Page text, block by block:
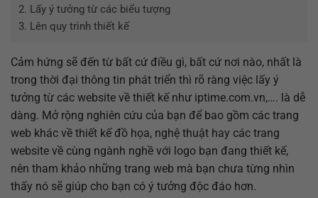
2. Lấy ý tưởng từ các biểu tượng
3. Lên quy trình thiết kế
Cảm hứng sẽ đến từ bất cứ điều gì, bất cứ nơi nào, nhất là
trong thời đại thông tin phát triển thì rõ ràng việc lấy ý
tưởng từ các website về thiết kế như iptime.com.vn,…. là dễ
dàng. Mở rộng nghiên cứu của bạn để bao gồm các trang
web khác về thiết kế đồ họa, nghệ thuật hay các trang
website về cùng ngành nghề với logo bạn đang thiết kế,
nên tham khảo những trang web mà bạn chưa từng nhìn
thấy nó sẽ giúp cho bạn có ý tưởng độc đáo hơn.